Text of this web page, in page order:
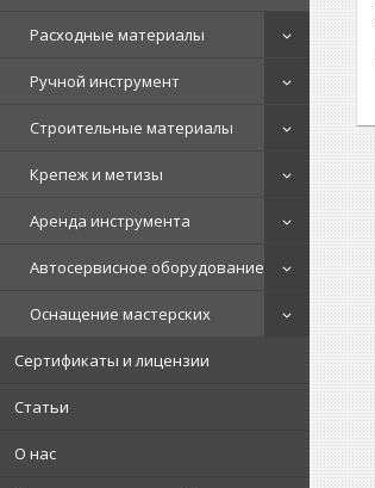
Расходные материалы
Ручной инструмент
Строительные материалы
Крепеж и метизы
Аренда инструмента
Автосервисное оборудование
Оснащение мастерских
Сертификаты и лицензии
Статьи
О нас